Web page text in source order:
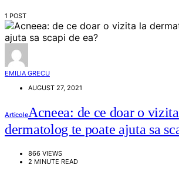
1 POST
EMILIA GRECU
AUGUST 27, 2021
ArticoleAcneea: de ce doar o
dermatolog te poate ajuta sa
866 VIEWS
2 MINUTE READ